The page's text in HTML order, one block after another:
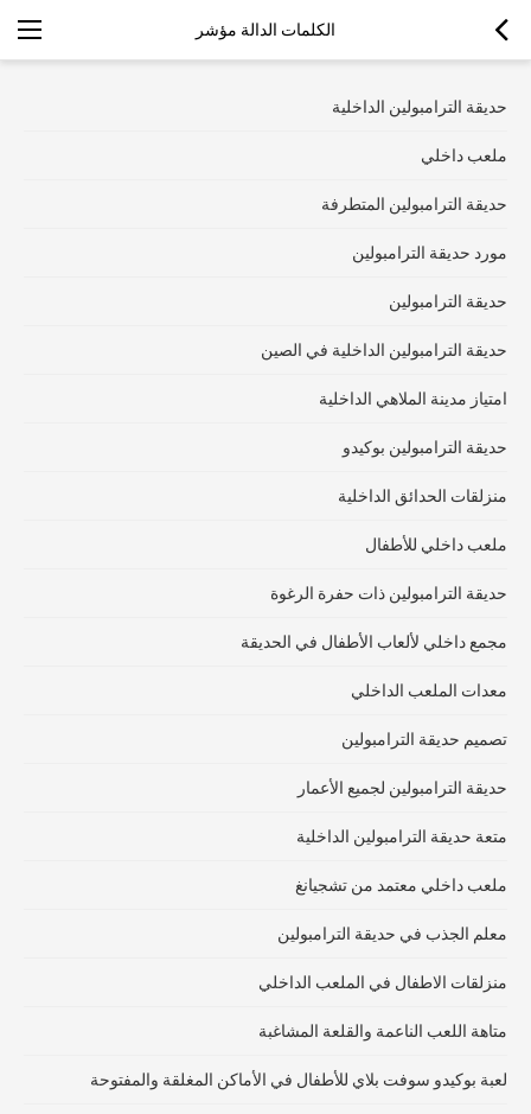
الكلمات الدالة مؤشر
حديقة الترامبولين الداخلية
ملعب داخلي
حديقة الترامبولين المتطرفة
مورد حديقة الترامبولين
حديقة الترامبولين
حديقة الترامبولين الداخلية في الصين
امتياز مدينة الملاهي الداخلية
حديقة الترامبولين بوكيدو
منزلقات الحدائق الداخلية
ملعب داخلي للأطفال
حديقة الترامبولين ذات حفرة الرغوة
مجمع داخلي لألعاب الأطفال في الحديقة
معدات الملعب الداخلي
تصميم حديقة الترامبولين
حديقة الترامبولين لجميع الأعمار
متعة حديقة الترامبولين الداخلية
ملعب داخلي معتمد من تشجيانغ
معلم الجذب في حديقة الترامبولين
منزلقات الاطفال في الملعب الداخلي
متاهة اللعب الناعمة والقلعة المشاغبة
لعبة بوكيدو سوفت بلاي للأطفال في الأماكن المغلقة والمفتوحة